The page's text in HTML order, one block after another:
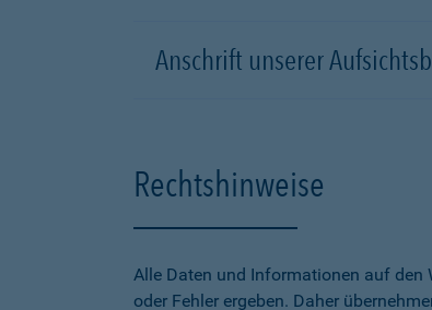
Anschrift unserer
Rechtshinweise
Alle Daten und Informationen auf den
oder Fehler ergeben. Daher